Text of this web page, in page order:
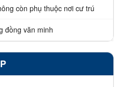
còn phụ thuộc nơi cư trú
đồng văn minh